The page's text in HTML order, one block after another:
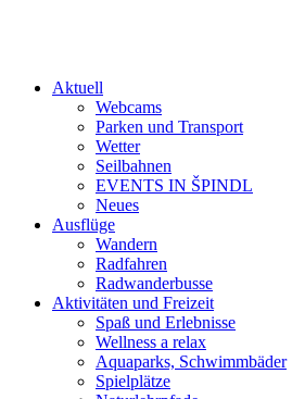
Aktuell
Webcams
Parken und Transport
Wetter
Seilbahnen
EVENTS IN ŠPINDL
Neues
Ausflüge
Wandern
Radfahren
Radwanderbusse
Aktivitäten und Freizeit
Spaß und Erlebnisse
Wellness a relax
Aquaparks, Schwimmbäder
Spielplätze